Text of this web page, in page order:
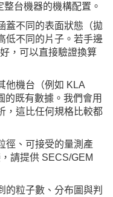
台機器的機構配置。
蓋不同的表面狀態（拋
低不同的片子。若手邊
，可以直接驗證換算
他機台（例如 KLA
的既有數據。我們會用
，這比任何規格比較都
徑、可接受的量測產
請提供 SECS/GEM
的粒子數、分布圖與判